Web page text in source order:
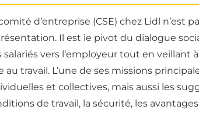
d’entreprise (CSE) chez Lidl n’est
Il est le pivot du dialogue
salariés vers l’employeur tout en veillant
au travail. L’une de ses missions
et collectives, mais aussi les
de travail, la sécurité, les